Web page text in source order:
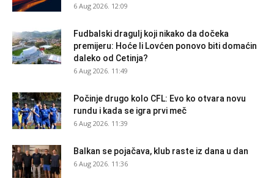
6 Aug 2026. 12:09
Fudbalski dragulj koji nikako da dočeka
premijeru: Hoće li Lovćen ponovo biti domaćin
daleko od Cetinja?
6 Aug 2026. 11:49
Počinje drugo kolo CFL: Evo ko otvara novu
rundu i kada se igra prvi meč
6 Aug 2026. 11:39
Balkan se pojačava, klub raste iz dana u dan
6 Aug 2026. 11:36